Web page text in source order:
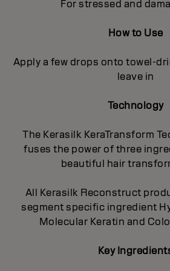
For stressed and
How to Use
Apply a few drops onto towel-
leave in
Technology
The Kerasilk KeraTransform
fuses the power of three
beautiful hair
All Kerasilk Reconstruct
segment specific ingredient
Molecular Keratin and
Key